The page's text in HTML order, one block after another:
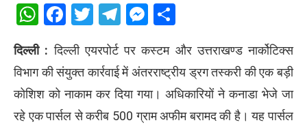
WhatsApp
Facebook
Twitter
Telegram
Messenger
दिल्ली : दिल्ली एयरपोर्ट पर कस्टम और उत्तराखण्ड नार्कोटिक्स
विभाग की संयुक्त कार्रवाई में अंतरराष्ट्रीय ड्रग तस्करी की एक बड़ी
कोशिश को नाकाम कर दिया गया। अधिकारियों ने कनाडा भेजे जा
रहे एक पार्सल से करीब 500 ग्राम अफीम बरामद की है। यह पार्सल